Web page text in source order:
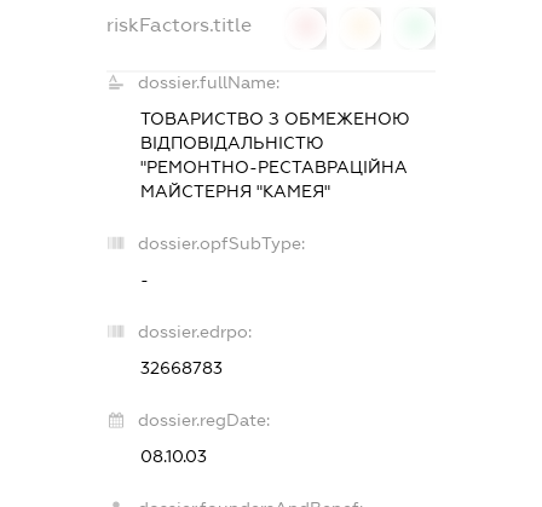
riskFactors.title
dossier.fullName:
ТОВАРИСТВО З ОБМЕЖЕНОЮ
ВІДПОВІДАЛЬНІСТЮ
"РЕМОНТНО-РЕСТАВРАЦІЙНА
МАЙСТЕРНЯ "КАМЕЯ"
dossier.opfSubType:
-
dossier.edrpo:
32668783
dossier.regDate:
08.10.03